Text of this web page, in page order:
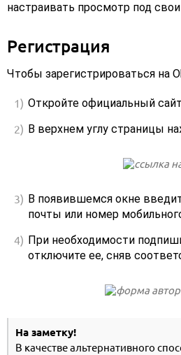
настраивать просмотр под
Регистрация
Чтобы зарегистрироваться на
Откройте официальный
В верхнем углу страницы
В появившемся окне
почты или номер
При необходимости
отключите ее, сняв
На заметку!
В качестве альтернативного